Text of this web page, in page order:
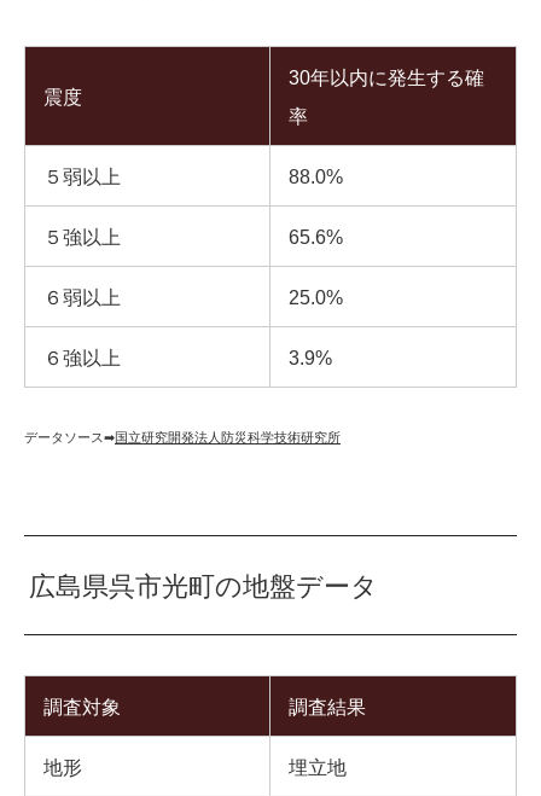
震度
30年以内に発生する確
率
５弱以上 88.0%
５強以上 65.6%
６弱以上 25.0%
６強以上 3.9%
データソース➡︎国立研究開発法人防災科学技術研究所
広島県呉市光町の地盤データ
調査対象 調査結果
地形 埋立地